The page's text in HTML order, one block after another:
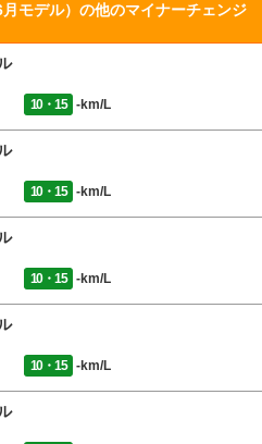
モデル）の他のマイナーチェンジ
10・15 -km/L
10・15 -km/L
10・15 -km/L
10・15 -km/L